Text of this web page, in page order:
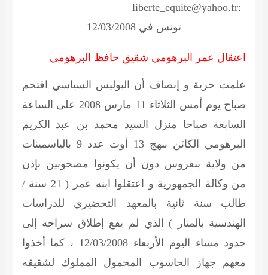
:liberte_equite@yahoo.fr —————————–
تونس في 12/03/2008
اعتقال عمر البرهومي شقيق حافظ البرهومي
علمت حرية و إنصاف أن البوليس السياسي اقتحم
صباح يوم أمس الثلاثاء 11 مارس 2008 على الساعة
السابعة صباحا منزل السيد محمد بن عبد الكريم
البرهومي الكائن بنهج 13 أوت عدد 9 بالياسمينات
من ولاية بنعروس دون أن يكونوا مصحوبين بإذن
من وكالة الجمهورية و اعتقلوا ابنه عمر ( 21 سنة /
طالب سنة ثانية بالمعهد التحضيري للدراسات
الهندسية بالمنار ) الذي لم يقع إطلاق سراحه إلى
حدود مساء اليوم الأربعاء 12/03/2008 ، كما أخذوا
معهم جهاز الحاسوب المحمول المملوك لشقيقه